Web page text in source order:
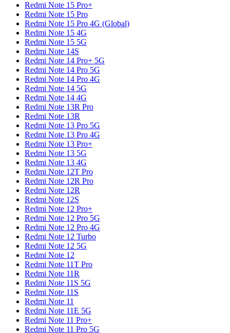
Redmi Note 15 Pro+
Redmi Note 15 Pro
Redmi Note 15 Pro 4G (Global)
Redmi Note 15 4G
Redmi Note 15 5G
Redmi Note 14S
Redmi Note 14 Pro+ 5G
Redmi Note 14 Pro 5G
Redmi Note 14 Pro 4G
Redmi Note 14 5G
Redmi Note 14 4G
Redmi Note 13R Pro
Redmi Note 13R
Redmi Note 13 Pro 5G
Redmi Note 13 Pro 4G
Redmi Note 13 Pro+
Redmi Note 13 5G
Redmi Note 13 4G
Redmi Note 12T Pro
Redmi Note 12R Pro
Redmi Note 12R
Redmi Note 12S
Redmi Note 12 Pro+
Redmi Note 12 Pro 5G
Redmi Note 12 Pro 4G
Redmi Note 12 Turbo
Redmi Note 12 5G
Redmi Note 12
Redmi Note 11T Pro
Redmi Note 11R
Redmi Note 11S 5G
Redmi Note 11S
Redmi Note 11
Redmi Note 11E 5G
Redmi Note 11 Pro+
Redmi Note 11 Pro 5G